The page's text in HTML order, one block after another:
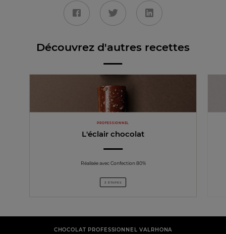
Découvrez d'autres recettes
PROFESSIONNEL
L'éclair chocolat
Réalisée avec Confection 80%
3 ÉTAPES
CHOCOLAT PROFESSIONNEL VALRHONA